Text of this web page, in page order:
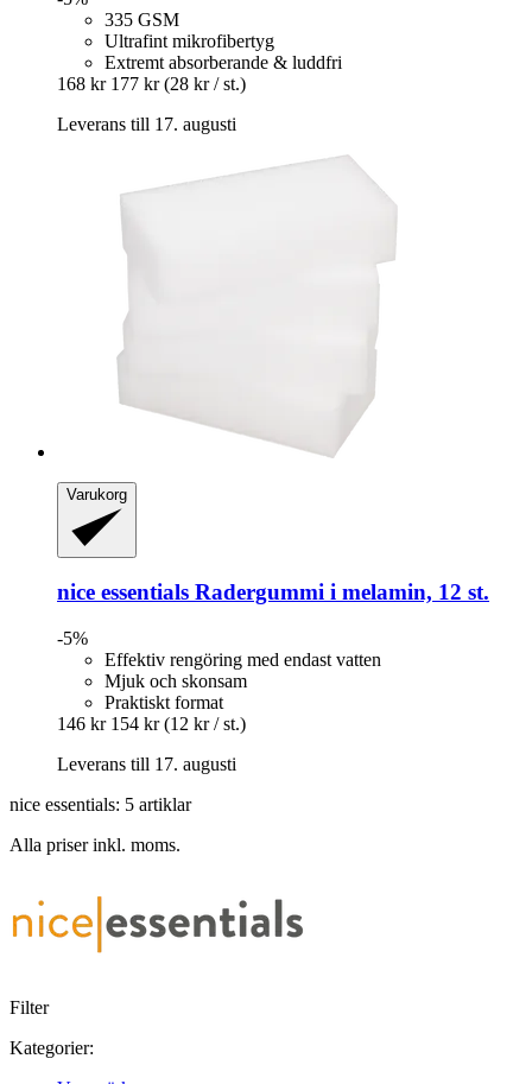
335 GSM
Ultrafint mikrofibertyg
Extremt absorberande & luddfri
168 kr 177 kr (28 kr / st.)
Leverans till 17. augusti
Varukorg
nice essentials Radergummi i melamin, 12 st.
-5%
Effektiv rengöring med endast vatten
Mjuk och skonsam
Praktiskt format
146 kr 154 kr (12 kr / st.)
Leverans till 17. augusti
nice essentials: 5 artiklar
Alla priser inkl. moms.
Filter
Kategorier: